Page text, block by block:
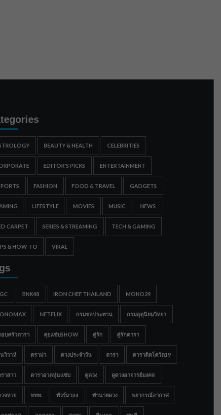
BEAUTY & HEALTH CELEBRITIES
EDITOR'S PICKS ENTERTAINMENT
FASHION FOOD & TRAVEL GADGETS
LIFESTYLE MOVIES MUSIC NEWS
CARPET SERIES & STREAMING TECH & GAMING
& HOW-TO VIRAL
BNK48 IRON CHEF THAILAND MONO29
NETFLIX กรมชลประทาน กรมอุตุนิยมวิทยา
บครัวดารา คุยแซ่บSHOW คู่รัก คู่รักดารา
วิวาห์ ดราม่า ดวงประจำวัน ดารา ดาราติดโควิด19
าสาว ดาราอวดหุ่นแซ่บ ดูดวง ดูดวงอาจารย์มงคล
จหวย ททท. ทัวร์มาลง ทำนายดวง พยากรณ์อากาศ